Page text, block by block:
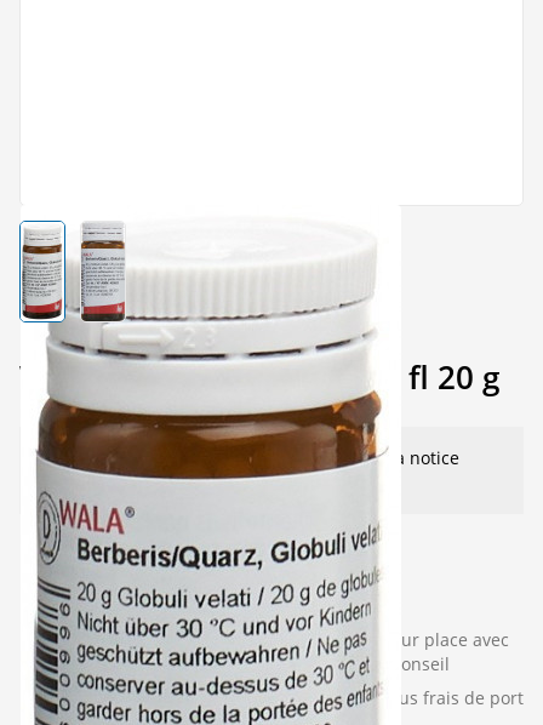
View larger image
View larger image
Wala berberis/quarz glob fl 20 g
Ce produit nécessite des conseils - voir la notice
d'emballage et nos instructions.
24,20CHF
livrable le jour ouvrable
suivant
(30
pièces)
Retrait sur place avec
conseil
TVA incluse
plus frais de port